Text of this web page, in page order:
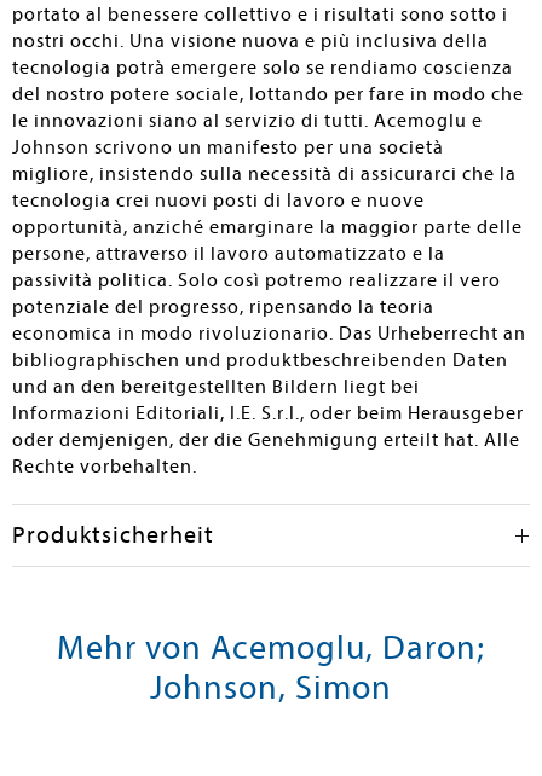
portato al benessere collettivo e i risultati sono sotto i
nostri occhi. Una visione nuova e più inclusiva della
tecnologia potrà emergere solo se rendiamo coscienza
del nostro potere sociale, lottando per fare in modo che
le innovazioni siano al servizio di tutti. Acemoglu e
Johnson scrivono un manifesto per una società
migliore, insistendo sulla necessità di assicurarci che la
tecnologia crei nuovi posti di lavoro e nuove
opportunità, anziché emarginare la maggior parte delle
persone, attraverso il lavoro automatizzato e la
passività politica. Solo così potremo realizzare il vero
potenziale del progresso, ripensando la teoria
economica in modo rivoluzionario. Das Urheberrecht an
bibliographischen und produktbeschreibenden Daten
und an den bereitgestellten Bildern liegt bei
Informazioni Editoriali, I.E. S.r.l., oder beim Herausgeber
oder demjenigen, der die Genehmigung erteilt hat. Alle
Rechte vorbehalten.
Produktsicherheit
Mehr von Acemoglu, Daron;
Johnson, Simon